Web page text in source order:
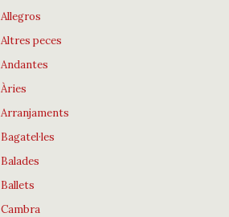
Allegros
Altres peces
Andantes
Àries
Arranjaments
Bagatel·les
Balades
Ballets
Cambra